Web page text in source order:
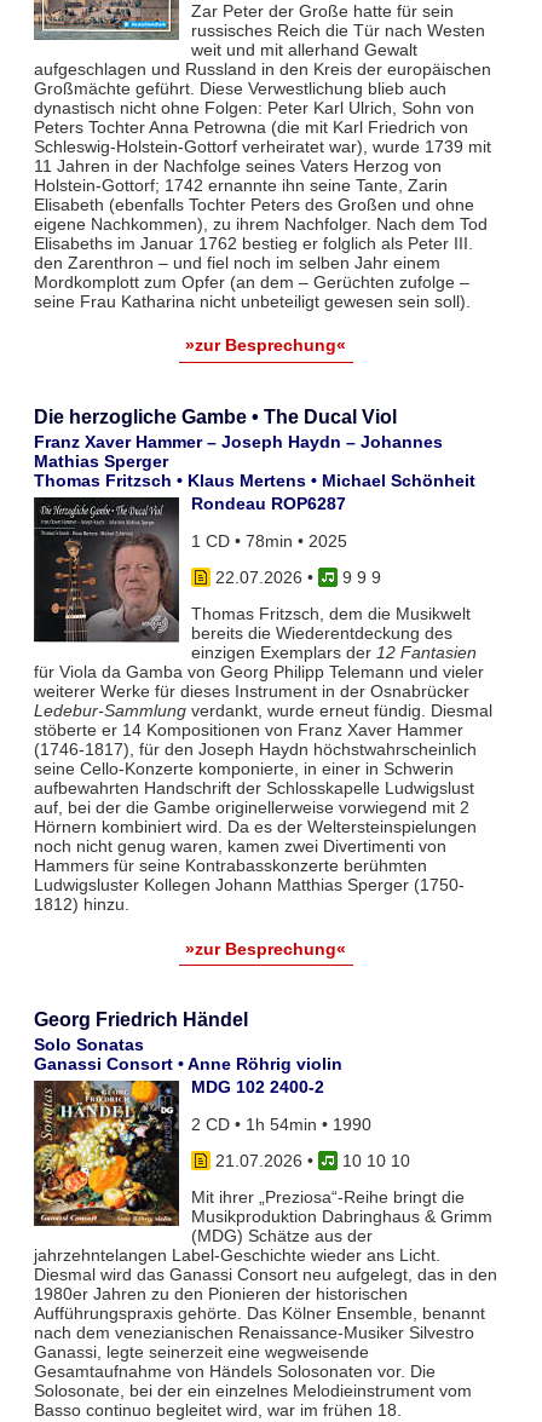
Zar Peter der Große hatte für sein
russisches Reich die Tür nach Westen
weit und mit allerhand Gewalt
aufgeschlagen und Russland in den Kreis der europäischen
Großmächte geführt. Diese Verwestlichung blieb auch
dynastisch nicht ohne Folgen: Peter Karl Ulrich, Sohn von
Peters Tochter Anna Petrowna (die mit Karl Friedrich von
Schleswig-Holstein-Gottorf verheiratet war), wurde 1739 mit
11 Jahren in der Nachfolge seines Vaters Herzog von
Holstein-Gottorf; 1742 ernannte ihn seine Tante, Zarin
Elisabeth (ebenfalls Tochter Peters des Großen und ohne
eigene Nachkommen), zu ihrem Nachfolger. Nach dem Tod
Elisabeths im Januar 1762 bestieg er folglich als Peter III.
den Zarenthron – und fiel noch im selben Jahr einem
Mordkomplott zum Opfer (an dem – Gerüchten zufolge –
seine Frau Katharina nicht unbeteiligt gewesen sein soll).
»zur Besprechung«
Die herzogliche Gambe • The Ducal Viol
Franz Xaver Hammer – Joseph Haydn – Johannes
Mathias Sperger
Thomas Fritzsch • Klaus Mertens • Michael Schönheit
Rondeau ROP6287
1 CD • 78min • 2025
22.07.2026 •
9 9 9
Thomas Fritzsch, dem die Musikwelt
bereits die Wiederentdeckung des
einzigen Exemplars der 12 Fantasien
für Viola da Gamba von Georg Philipp Telemann und vieler
weiterer Werke für dieses Instrument in der Osnabrücker
Ledebur-Sammlungverdankt, wurde erneut fündig. Diesmal
stöberte er 14 Kompositionen von Franz Xaver Hammer
(1746-1817), für den Joseph Haydn höchstwahrscheinlich
seine Cello-Konzerte komponierte, in einer in Schwerin
aufbewahrten Handschrift der Schlosskapelle Ludwigslust
auf, bei der die Gambe originellerweise vorwiegend mit 2
Hörnern kombiniert wird. Da es der Weltersteinspielungen
noch nicht genug waren, kamen zwei Divertimenti von
Hammers für seine Kontrabasskonzerte berühmten
Ludwigsluster Kollegen Johann Matthias Sperger (1750-
1812) hinzu.
»zur Besprechung«
Georg Friedrich Händel
Solo Sonatas
Ganassi Consort • Anne Röhrig violin
MDG 102 2400-2
2 CD • 1h 54min • 1990
21.07.2026 •
10 10 10
Mit ihrer „Preziosa“-Reihe bringt die
Musikproduktion Dabringhaus & Grimm
(MDG) Schätze aus der
jahrzehntelangen Label-Geschichte wieder ans Licht.
Diesmal wird das Ganassi Consort neu aufgelegt, das in den
1980er Jahren zu den Pionieren der historischen
Aufführungspraxis gehörte. Das Kölner Ensemble, benannt
nach dem venezianischen Renaissance-Musiker Silvestro
Ganassi, legte seinerzeit eine wegweisende
Gesamtaufnahme von Händels Solosonaten vor. Die
Solosonate, bei der ein einzelnes Melodieinstrument vom
Basso continuo begleitet wird, war im frühen 18.